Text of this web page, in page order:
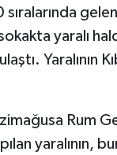
yaralı
Yaralının
Rum
yaralının,